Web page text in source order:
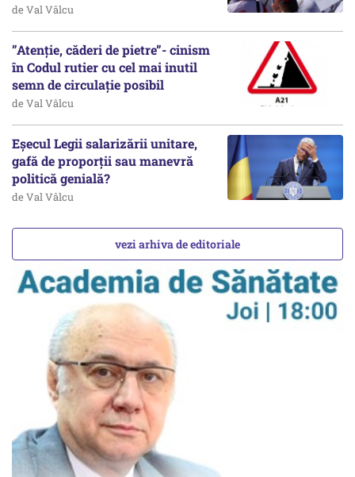
de Val Vâlcu
”Atenție, căderi de pietre”- cinism
în Codul rutier cu cel mai inutil
semn de circulație posibil
de Val Vâlcu
Eșecul Legii salarizării unitare,
gafă de proporții sau manevră
politică genială?
de Val Vâlcu
vezi arhiva de editoriale